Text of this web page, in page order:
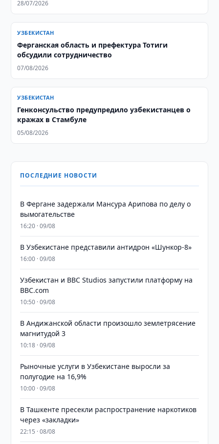
28/07/2026
УЗБЕКИСТАН
Ферганская область и префектура Тотиги
обсудили сотрудничество
07/08/2026
УЗБЕКИСТАН
Генконсульство предупредило узбекистанцев о
кражах в Стамбуле
05/08/2026
ПОСЛЕДНИЕ НОВОСТИ
В Фергане задержали Мансура Арипова по делу о
вымогательстве
16:20 · 09/08
В Узбекистане представили антидрон «Шункор-8»
16:00 · 09/08
Узбекистан и BBC Studios запустили платформу на
BBC.com
10:50 · 09/08
В Андижанской области произошло землетрясение
магнитудой 3
10:18 · 09/08
Рыночные услуги в Узбекистане выросли за
полугодие на 16,9%
10:00 · 09/08
В Ташкенте пресекли распространение наркотиков
через «закладки»
22:15 · 08/08